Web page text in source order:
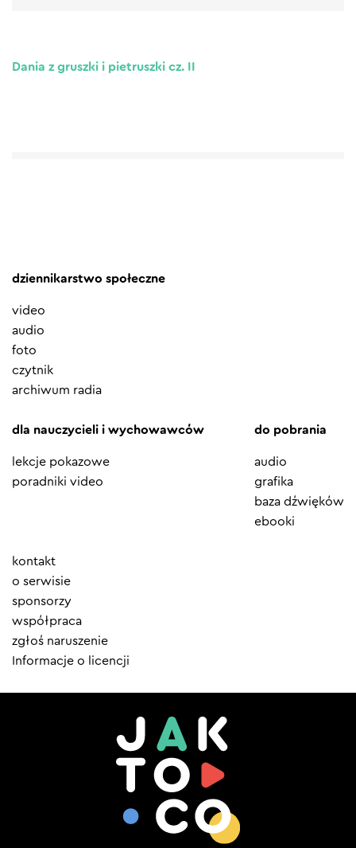
Dania z gruszki i pietruszki cz. II
dziennikarstwo społeczne
video
audio
foto
czytnik
archiwum radia
dla nauczycieli i wychowawców
lekcje pokazowe
poradniki video
do pobrania
audio
grafika
baza dźwięków
ebooki
Element
menu
kontakt
o serwisie
sponsorzy
współpraca
zgłoś naruszenie
Informacje o licencji